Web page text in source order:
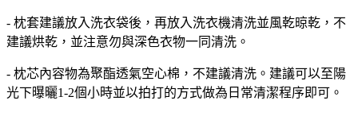
- 枕套建議放入洗衣袋後，再放入洗衣機清洗並風乾晾乾，不
建議烘乾，並注意勿與深色衣物一同清洗。
- 枕芯內容物為聚酯透氣空心棉，不建議清洗。建議可以至陽
光下曝曬1-2個小時並以拍打的方式做為日常清潔程序即可。